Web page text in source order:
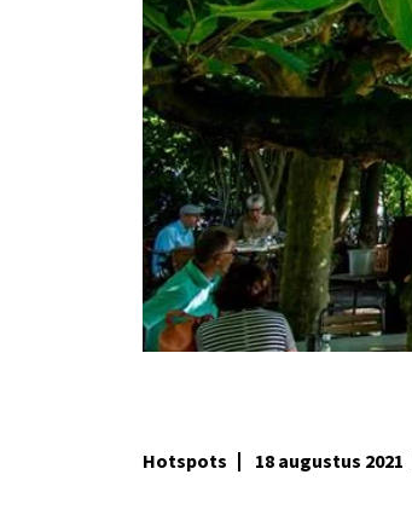
Hotspots 18 augustus 2021